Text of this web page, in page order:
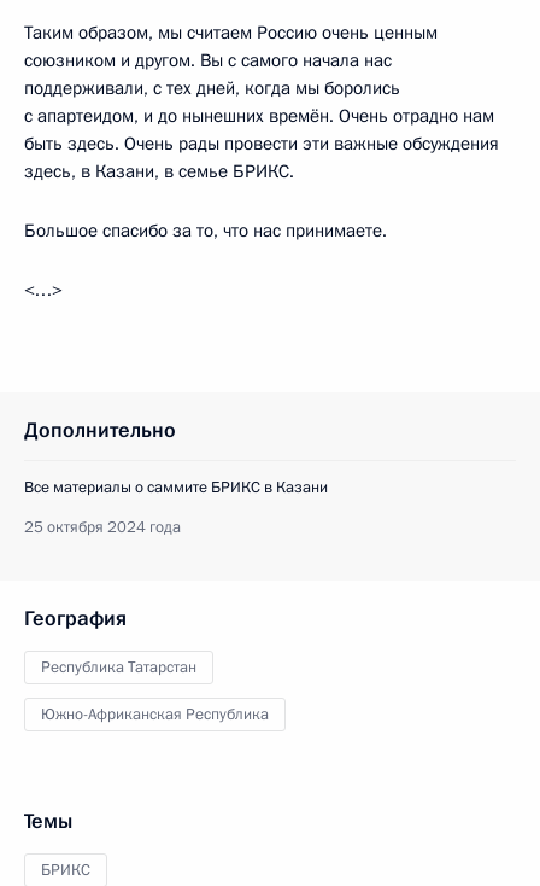
Таким образом, мы считаем Россию очень ценным
союзником и другом. Вы с самого начала нас
поддерживали, с тех дней, когда мы боролись
с апартеидом, и до нынешних времён. Очень отрадно нам
быть здесь. Очень рады провести эти важные обсуждения
здесь, в Казани, в семье БРИКС.
Большое спасибо за то, что нас принимаете.
<…>
Дополнительно
Все материалы о саммите БРИКС в Казани
25 октября 2024 года
География
Республика Татарстан
Южно-Африканская Республика
Темы
БРИКС